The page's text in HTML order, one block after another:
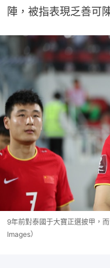
陣，被指表現乏善可
9年前對泰國于大寶正選披甲，
Images）